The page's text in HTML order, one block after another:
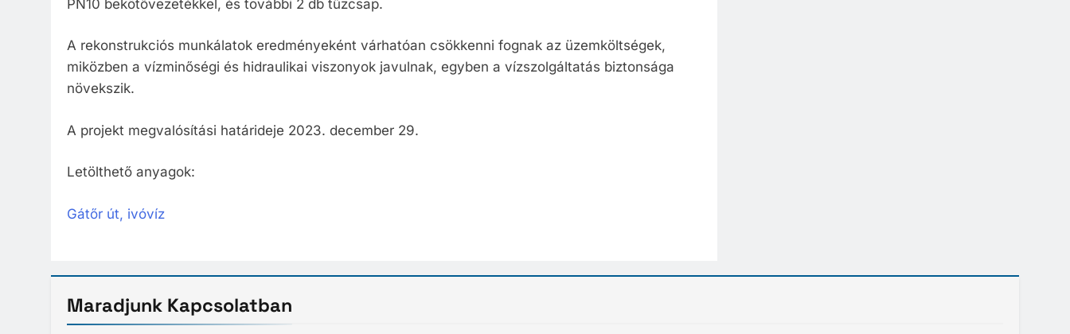
PN10 bekötővezetékkel, és további 2 db tűzcsap.
A rekonstrukciós munkálatok eredményeként várhatóan csökkenni fognak az üzemköltségek,
miközben a vízminőségi és hidraulikai viszonyok javulnak, egyben a vízszolgáltatás biztonsága
növekszik.
A projekt megvalósítási határideje 2023. december 29.
Letölthető anyagok:
Gátőr út, ivóvíz
Maradjunk Kapcsolatban